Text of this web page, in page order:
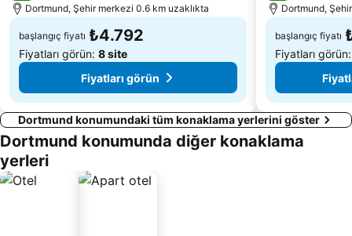
Dortmund, Şehir merkezi 0.6 km uzaklıkta
başlangıç fiyatı ₺4.792
Fiyatları görün: 8 site
Fiyatları görün
Dortmund,
başlangıç fiyatı
Fiyatları
Dortmund konumundaki tüm konaklama yerlerini göster
Dortmund konumunda diğer konaklama
yerleri